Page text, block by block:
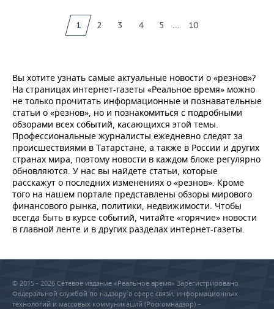
1 2 3 4 5 ... 10
Вы хотите узнать самые актуальные новости о «резнов»?
На страницах интернет-газеты «Реальное время» можно
не только прочитать информационные и познавательные
статьи о «резнов», но и познакомиться с подробными
обзорами всех событий, касающихся этой темы.
Профессиональные журналисты ежедневно следят за
происшествиями в Татарстане, а также в России и других
странах мира, поэтому новости в каждом блоке регулярно
обновляются. У нас вы найдете статьи, которые
расскажут о последних изменениях о «резнов». Кроме
того на нашем портале представлены обзоры мирового
финансового рынка, политики, недвижимости. Чтобы
всегда быть в курсе событий, читайте «горячие» новости
в главной ленте и в других разделах интернет-газеты.
© 2015 - 2026 Сетевое издание «Реальное время» Зарегистрировано
Федеральной службой по надзору в сфере связи, информационных
технологий и массовых коммуникаций (Роскомнадзор) –